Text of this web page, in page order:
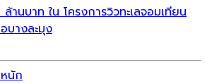
านบาท ใน โครงการวิวทะเลจอมเทียน
บางละมุง
นัก